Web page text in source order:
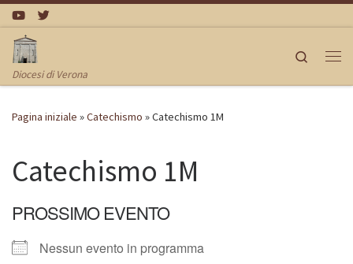
Passa al contenuto
Diocesi di Verona
Search
Pagina iniziale »Catechismo »Catechismo 1M
Catechismo 1M
PROSSIMO EVENTO
Nessun evento in programma